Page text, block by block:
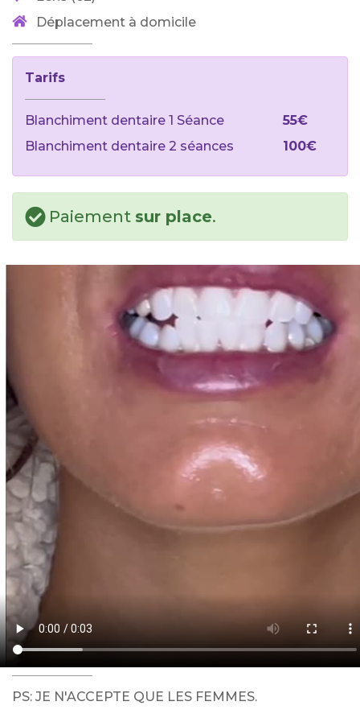
Déplacement à domicile
Tarifs
Blanchiment dentaire 1 Séance
55€
Blanchiment dentaire 2 séances
100€
Paiement sur place.
PS: JE N'ACCEPTE QUE LES FEMMES.